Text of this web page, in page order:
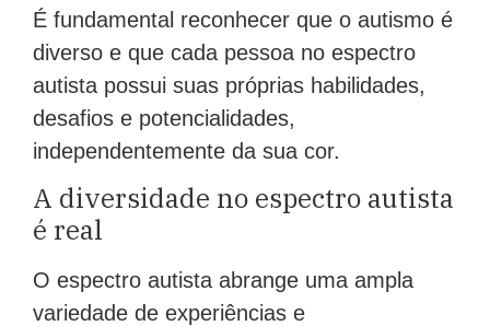
É fundamental reconhecer que o autismo é
diverso e que cada pessoa no espectro
autista possui suas próprias habilidades,
desafios e potencialidades,
independentemente da sua cor.
A diversidade no espectro autista
é real
O espectro autista abrange uma ampla
variedade de experiências e